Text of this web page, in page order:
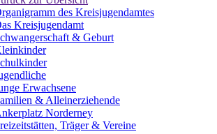
des Kreisjugendamtes
Kreisjugendamt
& Geburt
Erwachsene
& Alleinerziehende
Norderney
Träger & Vereine